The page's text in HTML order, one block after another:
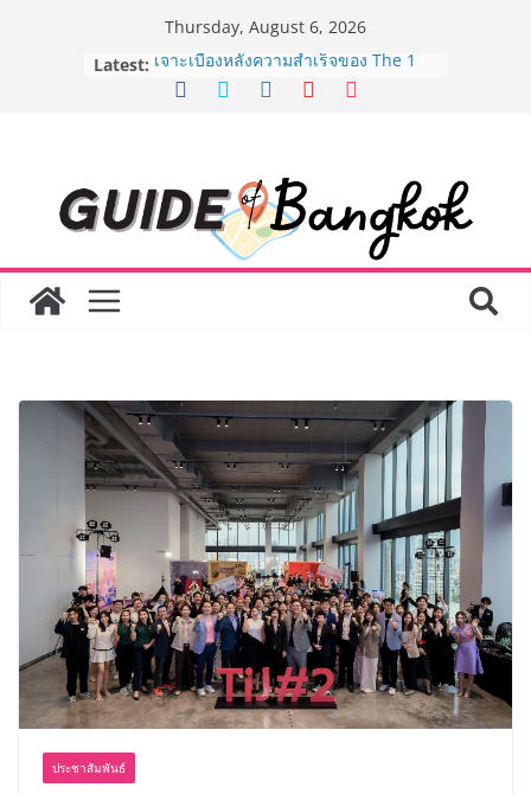
Thursday, August 6, 2026
Latest: เจาะเบื้องหลังความสำเร็จของ The 1
Day 2026 จากแคมเปญสู่ Shopping
จ่าย ผสาน Ecosystem ที่แข็งแกร่งของ
กลุ่มเซ็นทรัล สร้างยอดขายสูงสุดในรอบ
3 ปี
กรมการท่องเที่ยวเดินหน้าสร้าง Green
Coach รุ่นใหม่ ขับเคลื่อนการท่องเที่ยว
ระดับผลิตภัณฑ์ท้องถิ่นสู่ตลาดเชิง
พาณิชย์อย่างยั่งยืน
“ตลาดดอกไม้สี่มุมเมือง” ศูนย์รวมดอกไม้
สด ดอกไม้ประดิษฐ์ พวงมาลัย และสังฆ
ภัณฑ์ครบวงจร ขอเชิญเลือกซื้อมาลัย
และของขวัญต้อนรับวันแม่ เปิดให้
บริการทุกวันตลอด 24 ชั่วโมง
ครั้งแรกของไทย ส่งอุปกรณ์วิทยาศาสตร์
“CE-7 MATCH” ฝีมือคนไทย ร่วมภารกิจ
สำรวจดวงจันทร์ 24 สิงหาคมนี้
ประชาสัมพันธ์